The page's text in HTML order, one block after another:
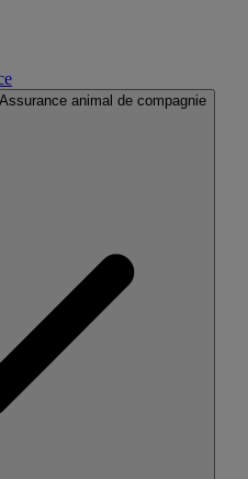
Assurance animal de compagnie